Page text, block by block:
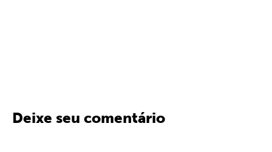
Deixe seu comentário